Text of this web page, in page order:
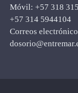
Móvil: +57 318
+57 314 5944104
Correos